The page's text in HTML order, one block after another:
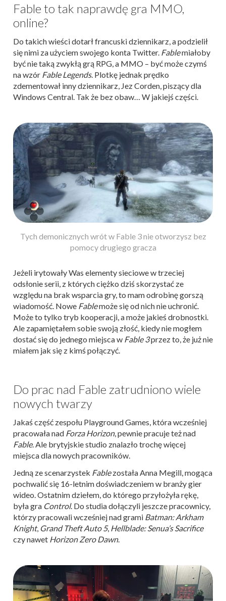
Fable to tak naprawdę gra MMO,
online?
Do takich wieści dotarł francuski dziennikarz, a podzielił
się nimi za użyciem swojego konta Twitter. Fablemiałoby
być nie taką zwykłą grą RPG, a MMO – być może czymś
na wzór Fable Legends. Plotkę jednak prędko
zdementował inny dziennikarz, Jez Corden, piszący dla
Windows Central. Tak że bez obaw… W jakiejś części.
Tych demonicznych wrót w Fable 3 nie otworzysz bez
pomocy drugiego gracza
Jeżeli irytowały Was elementy sieciowe w trzeciej
odsłonie serii, z których ciężko dziś skorzystać ze
względu na brak wsparcia gry, to mam odrobinę gorszą
wiadomość. Nowe Fablemoże się od nich nie uchronić.
Może to tylko tryb kooperacji, a może jakieś drobnostki.
Ale zapamiętałem sobie swoją złość, kiedy nie mogłem
dostać się do jednego miejsca w Fable 3przez to, że już nie
miałem jak się z kimś połączyć.
Do prac nad Fable zatrudniono wiele
nowych twarzy
Jakaś część zespołu Playground Games, która wcześniej
pracowała nad Forza Horizon, pewnie pracuje też nad
Fable. Ale brytyjskie studio znalazło trochę więcej
miejsca dla nowych pracowników.
Jedną ze scenarzystek Fablezostała Anna Megill, mogąca
pochwalić się 16-letnim doświadczeniem w branży gier
wideo. Ostatnim dziełem, do którego przyłożyła rękę,
była gra Control. Do studia dołączyli jeszcze pracownicy,
którzy pracowali wcześniej nad grami Batman: Arkham
Knight, Grand Theft Auto 5, Hellblade: Senua’s Sacrifice
czy nawet Horizon Zero Dawn.